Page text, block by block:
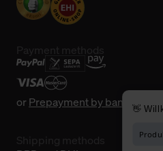
orPrepayment by bank transfer